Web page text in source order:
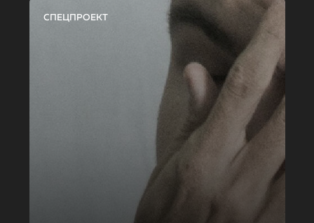
СПЕЦПРОЕКТ